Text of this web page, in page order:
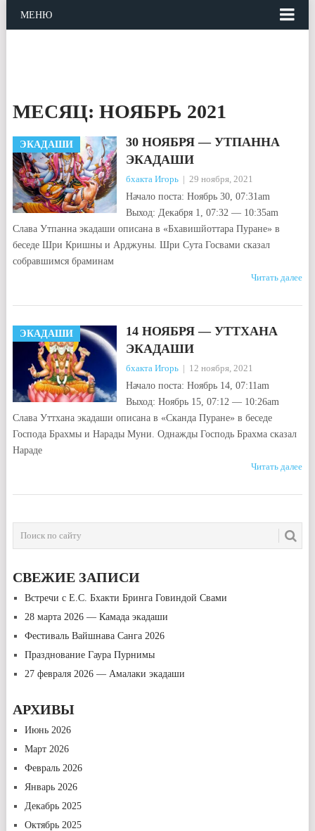
МЕНЮ
МЕСЯЦ: НОЯБРЬ 2021
ЭКАДАШИ
30 НОЯБРЯ — УТПАННА
ЭКАДАШИ
бхакта Игорь | 29 ноября, 2021
Начало поста: Ноябрь 30, 07:31am
Выход: Декабря 1, 07:32 — 10:35am
Слава Утпанна экадаши описана в «Бхавишйоттара Пуране» в
беседе Шри Кришны и Арджуны. Шри Сута Госвами сказал
собравшимся браминам
Читать далее
ЭКАДАШИ
14 НОЯБРЯ — УТТХАНА
ЭКАДАШИ
бхакта Игорь | 12 ноября, 2021
Начало поста: Ноябрь 14, 07:11am
Выход: Ноябрь 15, 07:12 — 10:26am
Слава Уттхана экадаши описана в «Сканда Пуране» в беседе
Господа Брахмы и Нарады Муни. Однажды Господь Брахма сказал
Нараде
Читать далее
НАВИГАЦИЯ
ПО
ЗАПИСЯМ
СВЕЖИЕ ЗАПИСИ
Встречи с Е.С. Бхакти Бринга Говиндой Свами
28 марта 2026 — Камада экадаши
Фестиваль Вайшнава Санга 2026
Празднование Гаура Пурнимы
27 февраля 2026 — Амалаки экадаши
АРХИВЫ
Июнь 2026
Март 2026
Февраль 2026
Январь 2026
Декабрь 2025
Октябрь 2025